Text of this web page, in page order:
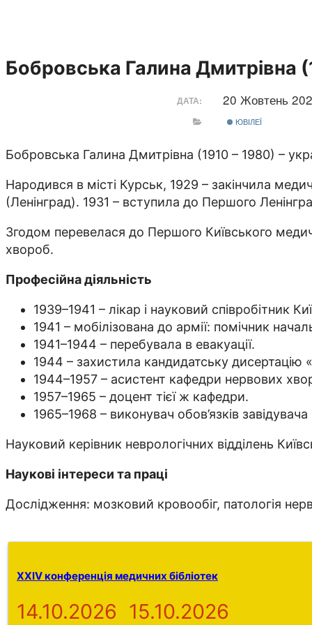
Бобровська Галина Дмитрівна
ДАТА: 20 Жовтень
ЮВІЛЕЇ
Бобровська Галина Дмитрівна (1910 – 1980) –
Народився в місті Курськ, 1929 – закінчила
(Ленінград). 1931 – вступила до Першого
Згодом перевелася до Першого Київського
хвороб.
Професійна діяльність
1939–1941 – лікар і науковий співробітник
1941 – мобілізована до армії: помічник
1941–1944 – перебувала в евакуації.
1944 – захистила кандидатську дисертацію
1944–1957 – асистент кафедри нервових
1957–1965 – доцент тієї ж кафедри.
1965–1968 – виконувач обов’язків
Науковий керівник неврологічних відділень
Наукові інтереси та праці
Дослідження: мозковий кровообіг, патологія
XXIV конференція медичних бібліотек
14.10.2026 15.10.2026